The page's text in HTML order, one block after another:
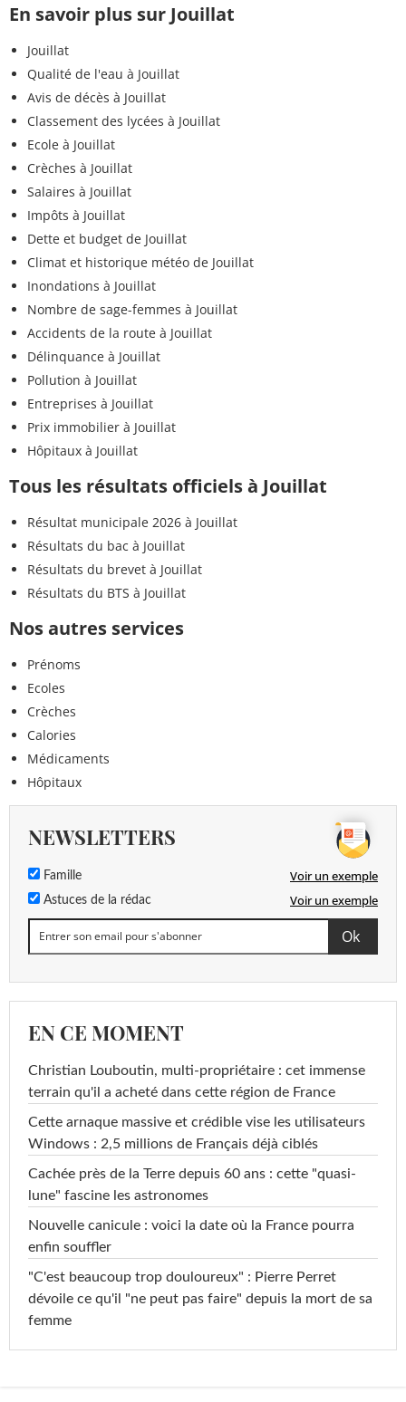
En savoir plus sur Jouillat
Jouillat
Qualité de l'eau à Jouillat
Avis de décès à Jouillat
Classement des lycées à Jouillat
Ecole à Jouillat
Crèches à Jouillat
Salaires à Jouillat
Impôts à Jouillat
Dette et budget de Jouillat
Climat et historique météo de Jouillat
Inondations à Jouillat
Nombre de sage-femmes à Jouillat
Accidents de la route à Jouillat
Délinquance à Jouillat
Pollution à Jouillat
Entreprises à Jouillat
Prix immobilier à Jouillat
Hôpitaux à Jouillat
Tous les résultats officiels à Jouillat
Résultat municipale 2026 à Jouillat
Résultats du bac à Jouillat
Résultats du brevet à Jouillat
Résultats du BTS à Jouillat
Nos autres services
Prénoms
Ecoles
Crèches
Calories
Médicaments
Hôpitaux
NEWSLETTERS
Famille Voir un exemple
Astuces de la rédac Voir un exemple
EN CE MOMENT
Christian Louboutin, multi-propriétaire : cet immense
terrain qu'il a acheté dans cette région de France
Cette arnaque massive et crédible vise les utilisateurs
Windows : 2,5 millions de Français déjà ciblés
Cachée près de la Terre depuis 60 ans : cette "quasi-
lune" fascine les astronomes
Nouvelle canicule : voici la date où la France pourra
enfin souffler
"C'est beaucoup trop douloureux" : Pierre Perret
dévoile ce qu'il "ne peut pas faire" depuis la mort de sa
femme